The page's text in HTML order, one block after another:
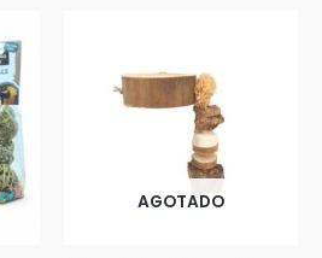
AGOTADO